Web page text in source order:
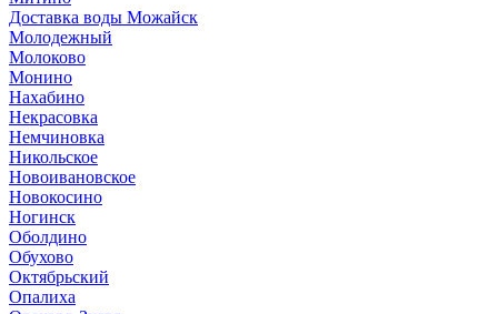
Доставка воды Можайск
Молодежный
Молоково
Монино
Нахабино
Некрасовка
Немчиновка
Никольское
Новоивановское
Новокосино
Ногинск
Оболдино
Обухово
Октябрьский
Опалиха